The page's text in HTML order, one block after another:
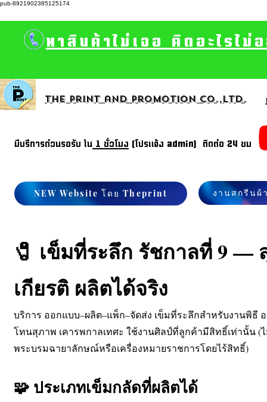
pub-8921902385125174
หาสินค้าไม่เจอ คิดอะไรไ
The print and promotion CO.,Ltd.
มีบรีการด่วนรอรับ ใน 1 ชั่วโมง (โปรแจ้ง admin) ติดต่อ 24 ชม
NEW Website โดย Theprint งานสกรีนผ้
🧷 เข็มที่ระลึก รัชกาลที่ 9 —
เกียรติ ผลิตได้จริง
บริการ ออกแบบ–ผลิต–แพ็ก–จัดส่ง เข็มที่ระลึกสำหรับงานพิธี
โทนสุภาพ เคารพกาลเทศะ ใช้งานศิลป์ที่ลูกค้ามีสิทธิ์เท่านั้น (
พระบรมฉายาลักษณ์หรือเครื่องหมายราชการโดยไร้สิทธิ์)
🧩 ประเภทเข็มกลัดที่ผลิตได้